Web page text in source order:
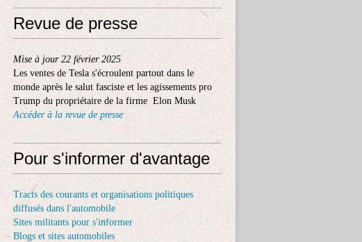
Revue de presse
Mise à jour 22 février 2025
Les ventes de Tesla s'écroulent partout dans le
monde après le salut fasciste et les agissements pro
Trump du propriétaire de la firme Elon Musk
Accéder à la revue de presse
Pour s'informer d'avantage
Tracts des courants et organisations politiques
diffusés dans l'automobile
Sites militants pour s'informer
Blogs et sites automobiles